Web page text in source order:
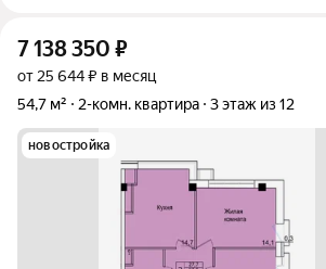
7 138 350 ₽
от 25 644 ₽ в месяц
54,7 м²
2-комн. квартира 3 этаж из 12
новостройка